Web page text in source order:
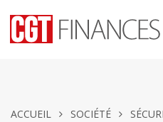
ACCUEIL SOCIÉTÉ